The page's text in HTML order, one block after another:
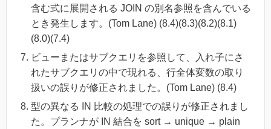
含む式に展開される JOIN の別名参照を含んでいる
とき発生します。(Tom Lane) (8.4)(8.3)(8.2)(8.1)
(8.0)(7.4)
ビューまたはサブクエリを参照して、入れ子にさ
れたサブクエリの中で現れる、行全体変数の取り
扱いの誤りが修正されました。(Tom Lane) (8.4)
型の異なる IN 比較の処理での誤りが修正されまし
た。プランナが IN 結合を sort → unique → plain